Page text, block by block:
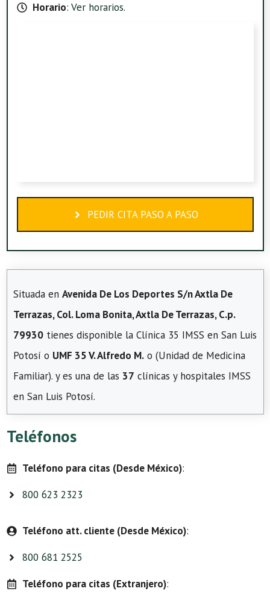
Horario: Ver horarios.
PEDIR CITA PASO A PASO
Situada en Avenida De Los Deportes S/n Axtla De
Terrazas, Col. Loma Bonita, Axtla De Terrazas, C.p.
79930 tienes disponible la Clínica 35 IMSS en San Luis
Potosí o UMF 35 V. Alfredo M. o (Unidad de Medicina
Familiar). y es una de las 37 clínicas y hospitales IMSS
en San Luis Potosí.
Teléfonos
Teléfono para citas (Desde México):
800 623 2323
Teléfono att. cliente (Desde México):
800 681 2525
Teléfono para citas (Extranjero):